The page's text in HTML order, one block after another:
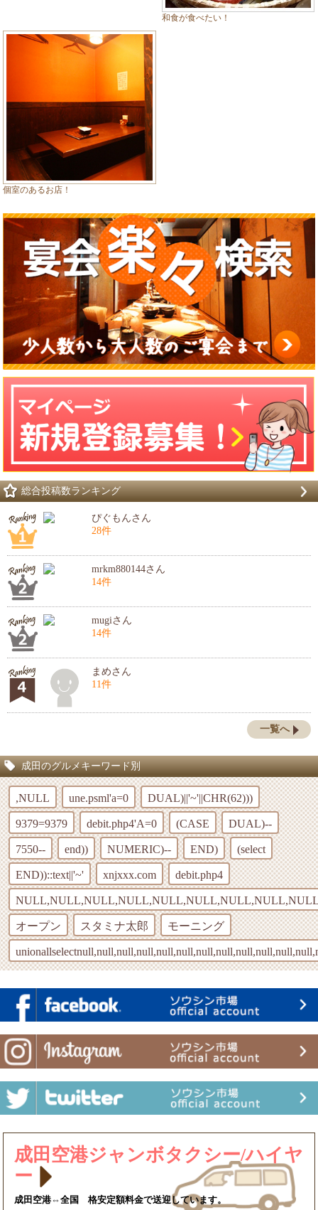
和食が食べたい！
個室のあるお店！
総合投稿数ランキング
ぴぐもんさん
28件
mrkm880144さん
14件
mugiさん
14件
まめさん
11件
一覧へ
成田のグルメキーワード別
,NULL une.psml'a=0 DUAL)||'~'||CHR(62)))
9379=9379 debit.php4'A=0 (CASE DUAL)--
7550-- end)) NUMERIC)-- END) (select
END))::text||'~' xnjxxx.com debit.php4
オープン スタミナ太郎 モーニング
成田空港ジャンボタクシー/ハイヤ
ー
成田空港⇔全国 格安定額料金で送迎しています。